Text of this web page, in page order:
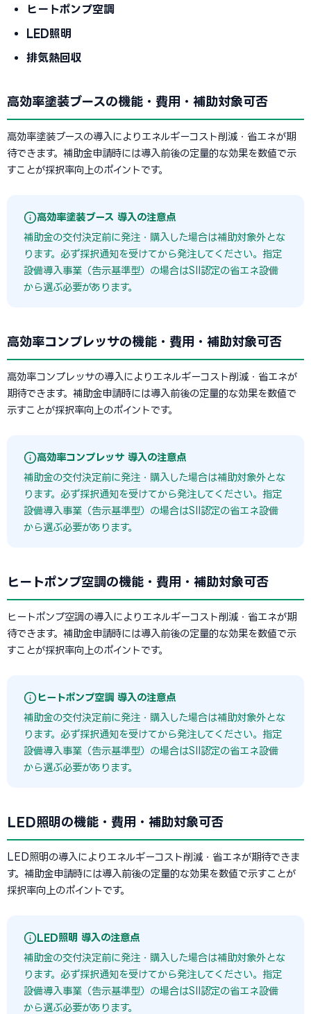
ヒートポンプ空調
LED照明
排気熱回収
高効率塗装ブースの機能・費用・補助対象可否
高効率塗装ブースの導入によりエネルギーコスト削減・省エネが期
待できます。補助金申請時には導入前後の定量的な効果を数値で示
すことが採択率向上のポイントです。
高効率塗装ブース 導入の注意点
補助金の交付決定前に発注・購入した場合は補助対象外とな
ります。必ず採択通知を受けてから発注してください。指定
設備導入事業（告示基準型）の場合はSII認定の省エネ設備
から選ぶ必要があります。
高効率コンプレッサの機能・費用・補助対象可否
高効率コンプレッサの導入によりエネルギーコスト削減・省エネが
期待できます。補助金申請時には導入前後の定量的な効果を数値で
示すことが採択率向上のポイントです。
高効率コンプレッサ 導入の注意点
補助金の交付決定前に発注・購入した場合は補助対象外とな
ります。必ず採択通知を受けてから発注してください。指定
設備導入事業（告示基準型）の場合はSII認定の省エネ設備
から選ぶ必要があります。
ヒートポンプ空調の機能・費用・補助対象可否
ヒートポンプ空調の導入によりエネルギーコスト削減・省エネが期
待できます。補助金申請時には導入前後の定量的な効果を数値で示
すことが採択率向上のポイントです。
ヒートポンプ空調 導入の注意点
補助金の交付決定前に発注・購入した場合は補助対象外とな
ります。必ず採択通知を受けてから発注してください。指定
設備導入事業（告示基準型）の場合はSII認定の省エネ設備
から選ぶ必要があります。
LED照明の機能・費用・補助対象可否
LED照明の導入によりエネルギーコスト削減・省エネが期待できま
す。補助金申請時には導入前後の定量的な効果を数値で示すことが
採択率向上のポイントです。
LED照明 導入の注意点
補助金の交付決定前に発注・購入した場合は補助対象外とな
ります。必ず採択通知を受けてから発注してください。指定
設備導入事業（告示基準型）の場合はSII認定の省エネ設備
から選ぶ必要があります。